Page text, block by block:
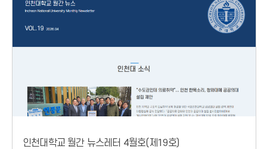
인천대학교 월간 뉴스레터 4월호(제19호)